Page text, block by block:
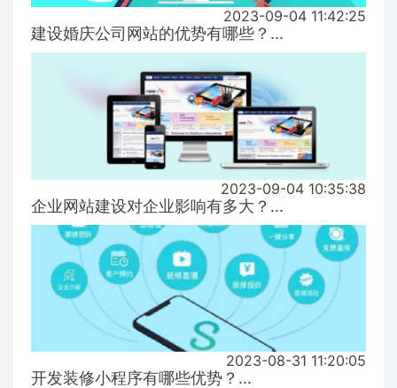
2023-09-04 11:42:25
建设婚庆公司网站的优势有哪些？...
2023-09-04 10:35:38
企业网站建设对企业影响有多大？...
2023-08-31 11:20:05
开发装修小程序有哪些优势？...